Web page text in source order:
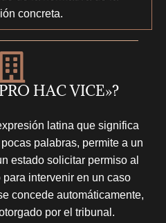
concreta.
HAC VICE»?
latina que significa
palabras, permite a un
estado solicitar permiso al
intervenir en un caso
concede automáticamente,
por el tribunal.